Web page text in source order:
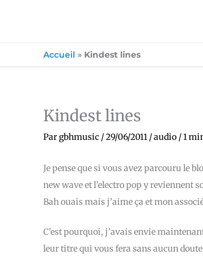
Accueil » Kindest lines
Kindest lines
Pargbhmusic /29/06/2011 /audio /1
Je pense que si vous avez parcouru le
new wave et l’electro pop y reviennent
Bah ouais mais j’aime ça et mon
C’est pourquoi, j’avais envie
leur titre qui vous fera sans aucun